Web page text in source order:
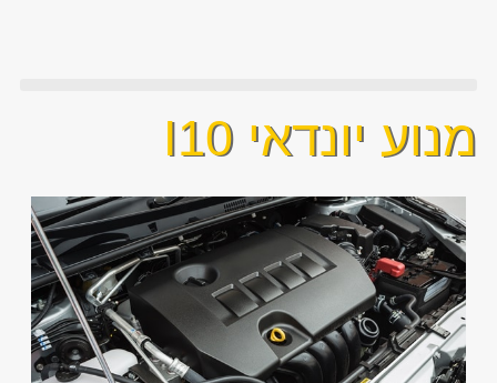
מנוע יונדאי I10